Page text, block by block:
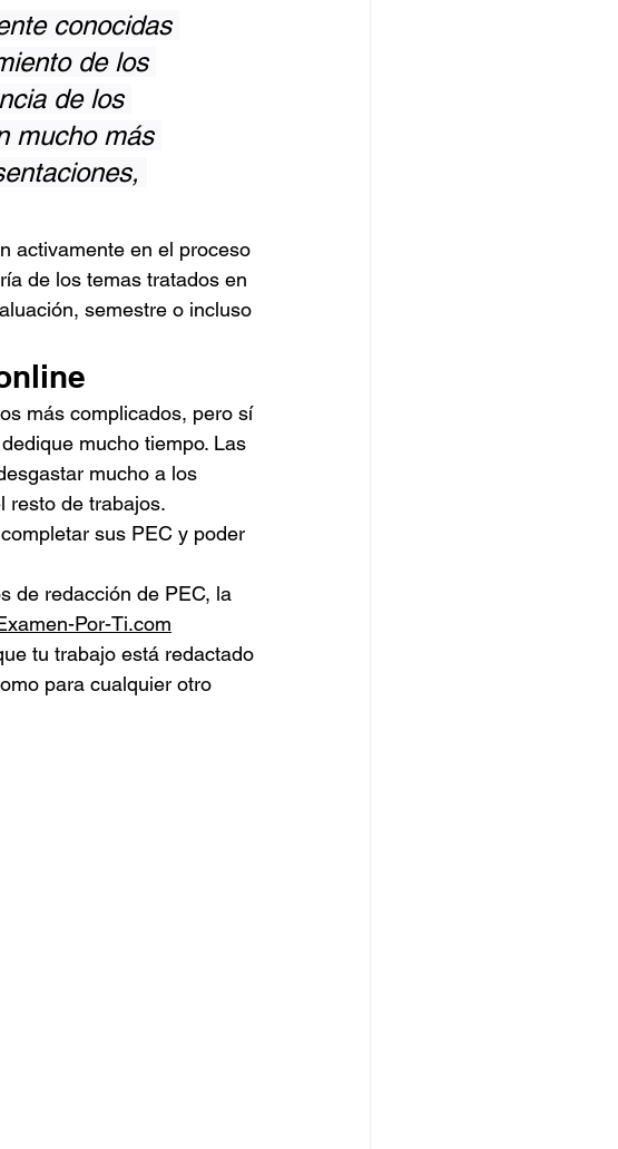
conocidas
de los
de los
mucho más
activamente en el proceso
de los temas tratados en
semestre o incluso
más complicados, pero sí
mucho tiempo. Las
mucho a los
resto de trabajos.
sus PEC y poder
de redacción de PEC, la
Por-Ti.com
tu trabajo está redactado
para cualquier otro